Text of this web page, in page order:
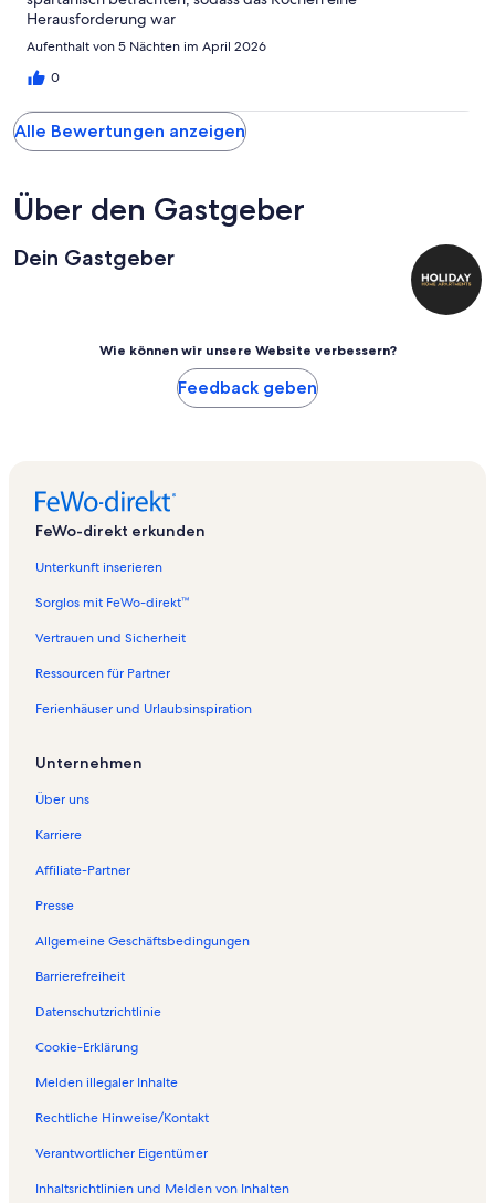
Herausforderung war
Aufenthalt von 5 Nächten im April 2026
0
Alle Bewertungen anzeigen
Über den Gastgeber
Dein Gastgeber
Wie können wir unsere Website verbessern?
Feedback geben
FeWo-direkt erkunden
Unterkunft inserieren
Sorglos mit FeWo-direkt™
Vertrauen und Sicherheit
Ressourcen für Partner
Ferienhäuser und Urlaubsinspiration
Unternehmen
Über uns
Karriere
Affiliate-Partner
Presse
Allgemeine Geschäftsbedingungen
Barrierefreiheit
Datenschutzrichtlinie
Cookie-Erklärung
Melden illegaler Inhalte
Rechtliche Hinweise/Kontakt
Verantwortlicher Eigentümer
Inhaltsrichtlinien und Melden von Inhalten